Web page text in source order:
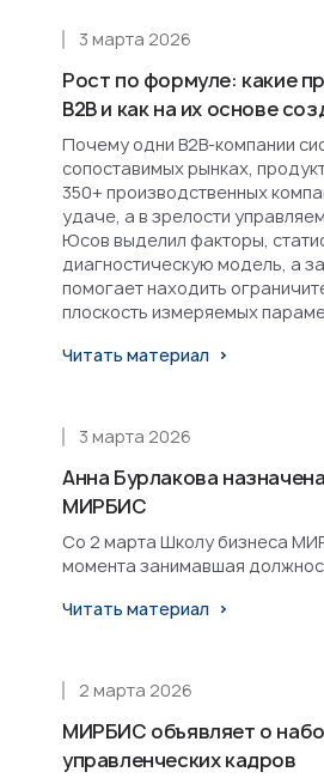
Рост по формуле: какие
B2B и как на их основе
3 марта 2026
Почему одни B2B-компании
сопоставимых рынках,
350+ производственных
удаче, а в зрелости
Юсов выделил факторы,
диагностическую модель, а
помогает находить
плоскость измеряемых
Читать материал
Анна Бурлакова
МИРБИС
3 марта 2026
Со 2 марта Школу бизнеса
момента занимавшая
Читать материал
МИРБИС объявляет о
управленческих кадров
2 марта 2026